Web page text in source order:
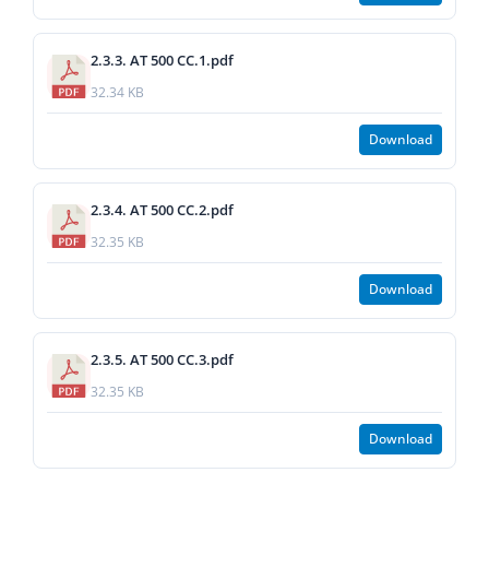
2.3.3. AT 500 CC.1.pdf
32.34 KB
Download
2.3.4. AT 500 CC.2.pdf
32.35 KB
Download
2.3.5. AT 500 CC.3.pdf
32.35 KB
Download